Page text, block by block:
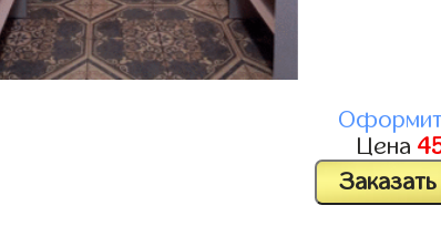
Цена
Заказать